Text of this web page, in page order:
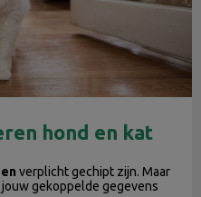
hond en kat
verplicht gechipt zijn. Maar
gekoppelde gegevens